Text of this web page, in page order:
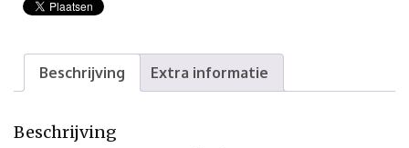
Beschrijving Extra informatie
Beschrijving